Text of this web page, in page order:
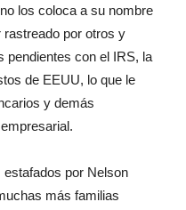
los coloca a su nombre
por otros y
pendientes con el IRS, la
de EEUU, lo que le
y demás
estafados por Nelson
más familias